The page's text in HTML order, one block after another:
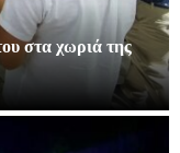
στα χωριά της